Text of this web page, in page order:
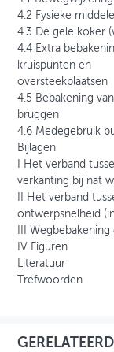
4.2 Fysieke
4.3 De gele koker
4.4 Extra
kruispunten en
oversteekplaatsen
4.5 Bebakening
bruggen
4.6 Medegebruik
Bijlagen
I Het verband
verkanting bij nat
II Het verband
ontwerpsnelheid
III
IV Figuren
Literatuur
Trefwoorden